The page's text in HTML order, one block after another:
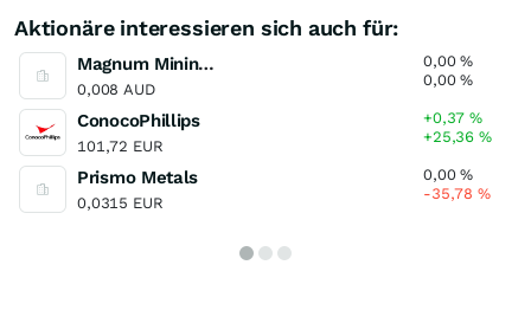
Aktionäre interessieren sich auch für:
Magnum Mining and Exploration
0,008 AUD
0,00%
0,00%
ConocoPhillips
101,72 EUR
+0,37%
+25,36%
Prismo Metals
0,0315 EUR
0,00%
-35,78%